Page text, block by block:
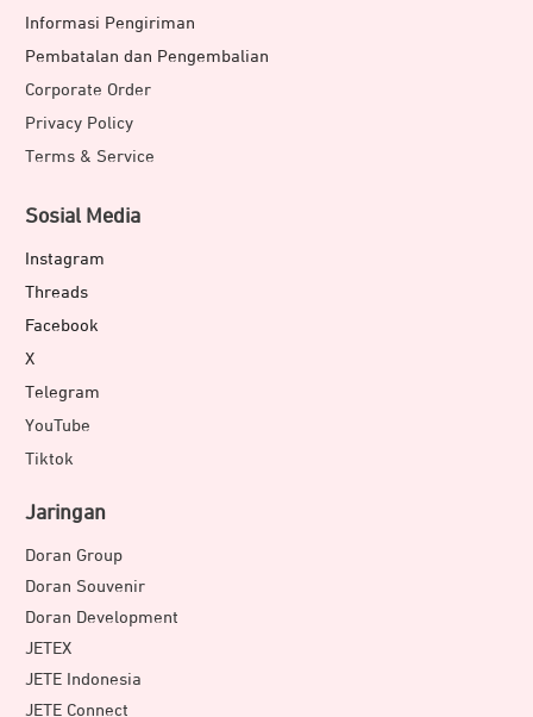
Informasi Pengiriman
Pembatalan dan Pengembalian
Corporate Order
Privacy Policy
Terms & Service
Sosial Media
Instagram
Threads
Facebook
X
Telegram
YouTube
Tiktok
Jaringan
Doran Group
Doran Souvenir
Doran Development
JETEX
JETE Indonesia
JETE Connect